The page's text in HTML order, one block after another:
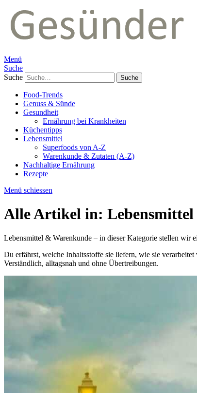
Menü
Suche
Suche
Food-Trends
Genuss & Sünde
Gesundheit
Ernährung bei Krankheiten
Küchentipps
Lebensmittel
Superfoods von A-Z
Warenkunde & Zutaten (A-Z)
Nachhaltige Ernährung
Rezepte
Menü schiessen
Alle Artikel in: Lebensmittel
Lebensmittel & Warenkunde – in dieser Kategorie stellen wir
Du erfährst, welche Inhaltsstoffe sie liefern, wie sie
Verständlich, alltagsnah und ohne Übertreibungen.